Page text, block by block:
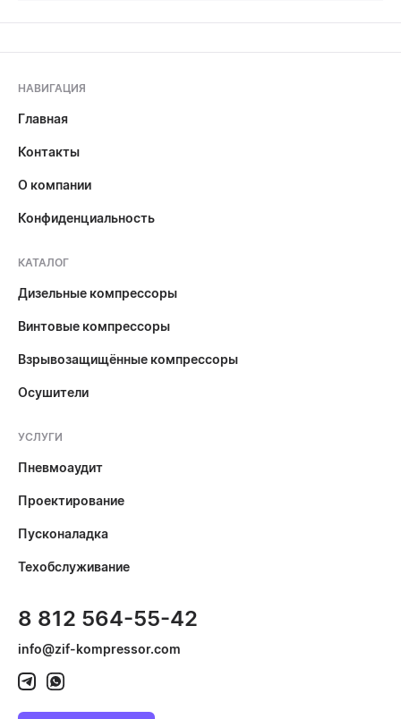
НАВИГАЦИЯ
Главная
Контакты
О компании
Конфиденциальность
КАТАЛОГ
Дизельные компрессоры
Винтовые компрессоры
Взрывозащищённые компрессоры
Осушители
УСЛУГИ
Пневмоаудит
Проектирование
Пусконаладка
Техобслуживание
8 812 564-55-42
info@zif-kompressor.com